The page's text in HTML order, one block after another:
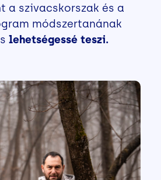
a szivacskorszak és a
módszertanának
lehetségessé teszi.